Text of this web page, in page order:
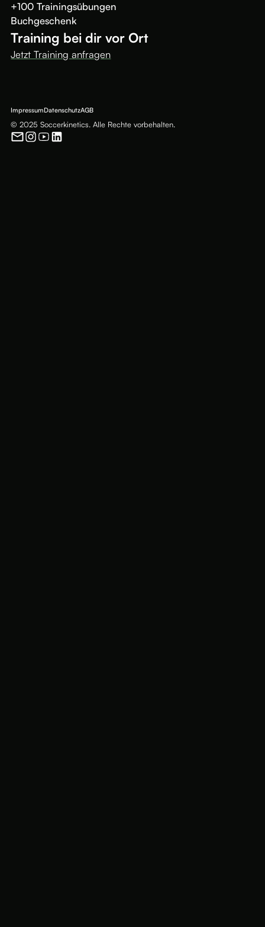
+100 Trainingsübungen
Buchgeschenk
Training bei dir vor Ort
Jetzt Training anfragen
ImpressumDatenschutzAGB
© 2025 Soccerkinetics. Alle Rechte vorbehalten.